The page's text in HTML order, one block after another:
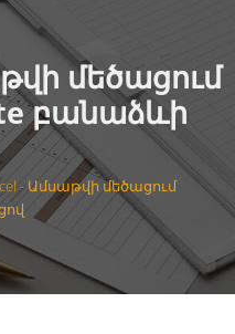
մեծացում
բանաձևի
- Ամսաթվի մեծացում